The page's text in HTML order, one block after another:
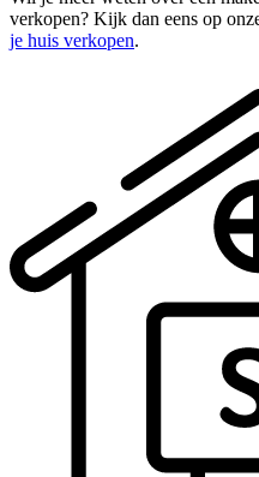
verkopen? Kijk dan eens op
je huis verkopen.